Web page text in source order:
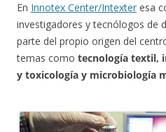
En Innotex Center/Intexter esa
investigadores y tecnólogos de
parte del propio origen del
temas como tecnología textil,
y toxicología y microbiología